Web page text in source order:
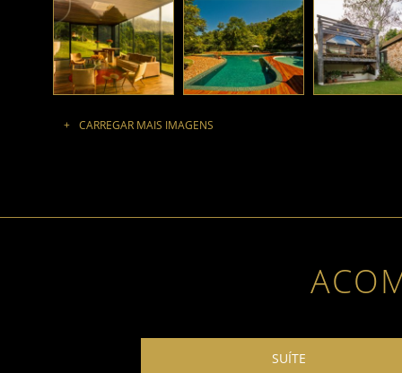
SUÍTE